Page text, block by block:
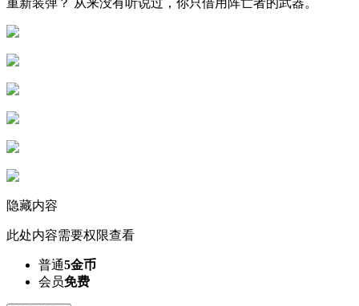
重新装弹？ 从来没有听说过，你只借用阵亡者的武器。
隐藏内容
此处内容需要权限查看
普通5金币
会员免费